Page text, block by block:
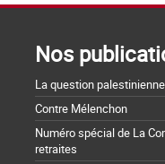
Nos
La question
Contre Mélenchon
Numéro spécial de La
retraites